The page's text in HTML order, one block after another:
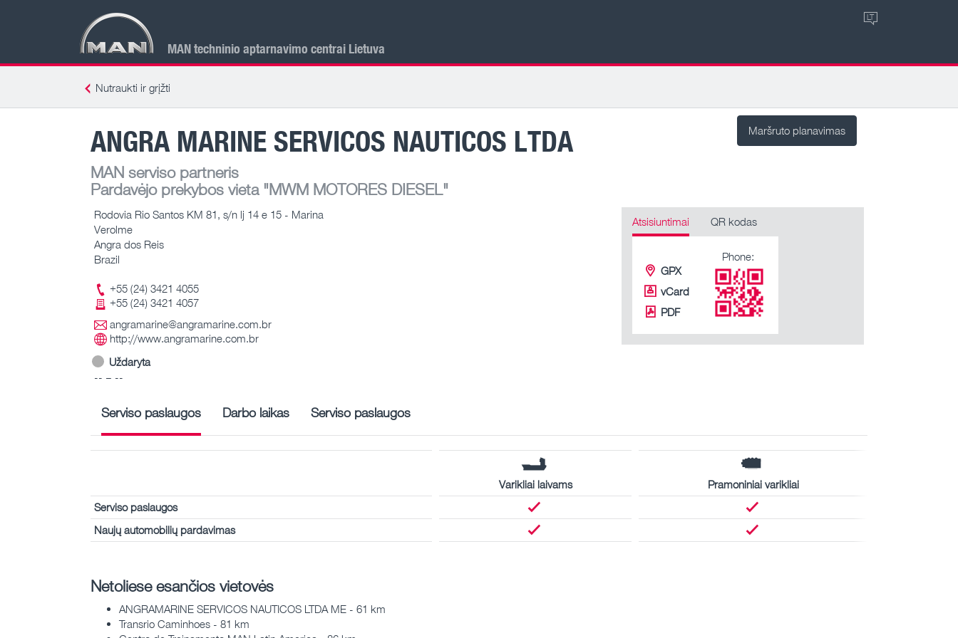
MAN techninio aptarnavimo centrai Lietuva
LT
Nutraukti ir grįžti
Maršruto planavimas
ANGRA MARINE SERVICOS NAUTICOS LTDA
MAN serviso partneris
Pardavėjo prekybos vieta"MWM MOTORES DIESEL"
Rodovia Rio Santos KM 81, s/n lj 14 e 15 - Marina
Verolme
Angra dos Reis
Brazil
+55 (24) 3421 4055
+55 (24) 3421 4057
angramarine@angramarine.com.br
http://www.angramarine.com.br
Uždaryta
-- – --
Atsisiuntimai QR kodas
GPX
vCard
PDF
Phone:
Serviso paslaugos Darbo laikas Serviso paslaugos
Varikliai laivams
Pramoniniai varikliai
Serviso paslaugos
Naujų automobilių pardavimas
Netoliese esančios vietovės
ANGRAMARINE SERVICOS NAUTICOS LTDA ME - 61 km
Transrio Caminhoes - 81 km